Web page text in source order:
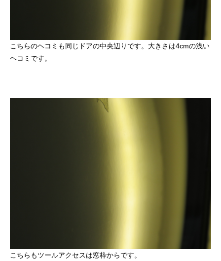
こちらのヘコミも同じドアの中央辺りです。大きさは4cmの浅い
ヘコミです。
こちらもツールアクセスは窓枠からです。